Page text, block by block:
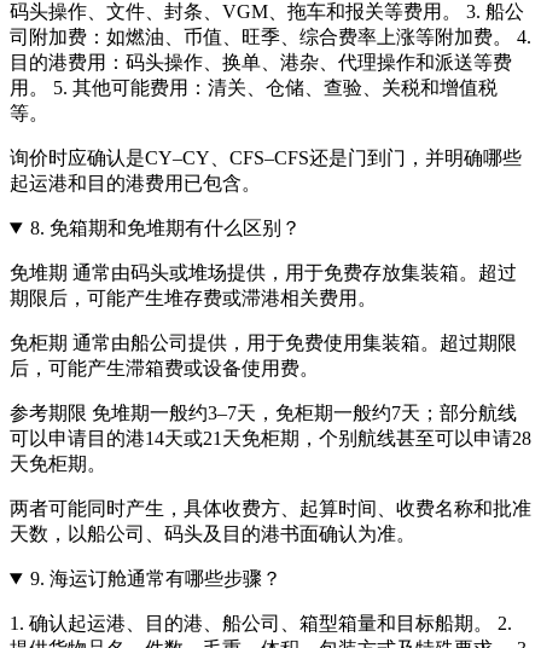
码头操作、文件、封条、VGM、拖车和报关等费用。 3. 船公
司附加费：如燃油、币值、旺季、综合费率上涨等附加费。 4.
目的港费用：码头操作、换单、港杂、代理操作和派送等费
用。 5. 其他可能费用：清关、仓储、查验、关税和增值税
等。
询价时应确认是CY–CY、CFS–CFS还是门到门，并明确哪些
起运港和目的港费用已包含。
8. 免箱期和免堆期有什么区别？
免堆期 通常由码头或堆场提供，用于免费存放集装箱。超过
期限后，可能产生堆存费或滞港相关费用。
免柜期 通常由船公司提供，用于免费使用集装箱。超过期限
后，可能产生滞箱费或设备使用费。
参考期限 免堆期一般约3–7天，免柜期一般约7天；部分航线
可以申请目的港14天或21天免柜期，个别航线甚至可以申请28
天免柜期。
两者可能同时产生，具体收费方、起算时间、收费名称和批准
天数，以船公司、码头及目的港书面确认为准。
9. 海运订舱通常有哪些步骤？
1. 确认起运港、目的港、船公司、箱型箱量和目标船期。 2.